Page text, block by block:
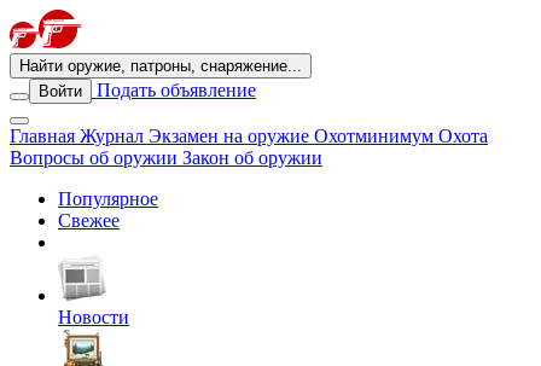
Найти оружие, патроны, снаряжение...
Войти
Подать объявление
Главная Журнал Экзамен на оружие Охотминимум Охота
Вопросы об оружии Закон об оружии
Популярное
Свежее
Новости